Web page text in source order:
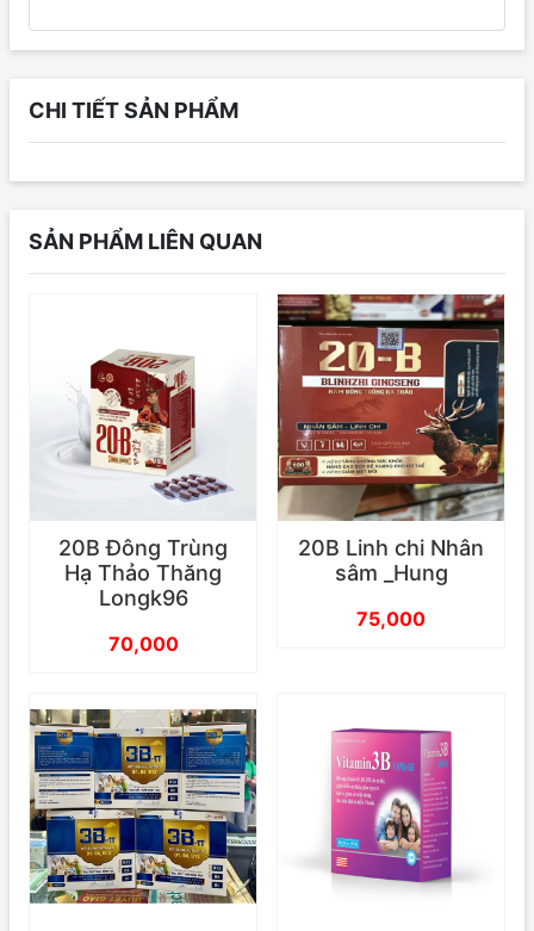
CHI TIẾT SẢN PHẨM
SẢN PHẨM LIÊN QUAN
20B Đông Trùng
Hạ Thảo Thăng
Longk96
70,000
20B Linh chi Nhân
sâm _Hung
75,000